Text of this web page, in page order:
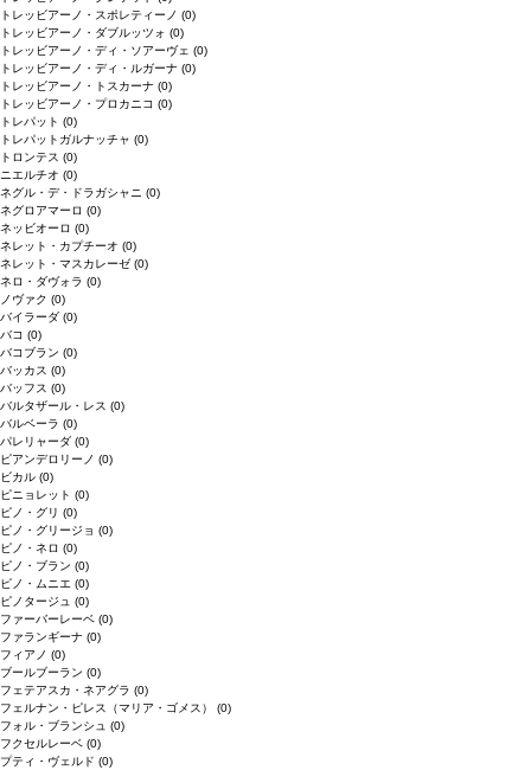
トレッビアーノ・スポレティーノ (0)
トレッビアーノ・ダブルッツォ (0)
トレッビアーノ・ディ・ソアーヴェ (0)
トレッビアーノ・ディ・ルガーナ (0)
トレッビアーノ・トスカーナ (0)
トレッビアーノ・プロカニコ (0)
トレパット (0)
トレパットガルナッチャ (0)
トロンテス (0)
ニエルチオ (0)
ネグル・デ・ドラガシャニ (0)
ネグロアマーロ (0)
ネッビオーロ (0)
ネレット・カプチーオ (0)
ネレット・マスカレーゼ (0)
ネロ・ダヴォラ (0)
ノヴァク (0)
バイラーダ (0)
バコ (0)
バコブラン (0)
バッカス (0)
バッフス (0)
バルタザール・レス (0)
バルベーラ (0)
パレリャーダ (0)
ピアンデロリーノ (0)
ビカル (0)
ピニョレット (0)
ピノ・グリ (0)
ピノ・グリージョ (0)
ピノ・ネロ (0)
ピノ・ブラン (0)
ピノ・ムニエ (0)
ピノタージュ (0)
ファーバーレーベ (0)
ファランギーナ (0)
フィアノ (0)
ブールブーラン (0)
フェテアスカ・ネアグラ (0)
フェルナン・ピレス（マリア・ゴメス） (0)
フォル・ブランシュ (0)
フクセルレーベ (0)
プティ・ヴェルド (0)